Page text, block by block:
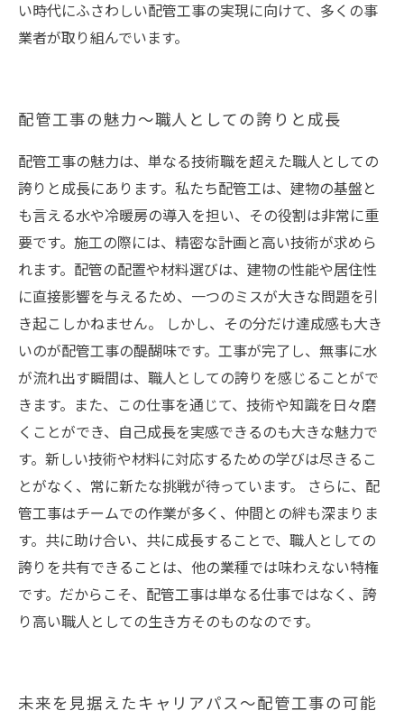
い時代にふさわしい配管工事の実現に向けて、多くの事
業者が取り組んでいます。
配管工事の魅力〜職人としての誇りと成長
配管工事の魅力は、単なる技術職を超えた職人としての
誇りと成長にあります。私たち配管工は、建物の基盤と
も言える水や冷暖房の導入を担い、その役割は非常に重
要です。施工の際には、精密な計画と高い技術が求めら
れます。配管の配置や材料選びは、建物の性能や居住性
に直接影響を与えるため、一つのミスが大きな問題を引
き起こしかねません。 しかし、その分だけ達成感も大き
いのが配管工事の醍醐味です。工事が完了し、無事に水
が流れ出す瞬間は、職人としての誇りを感じることがで
きます。また、この仕事を通じて、技術や知識を日々磨
くことができ、自己成長を実感できるのも大きな魅力で
す。新しい技術や材料に対応するための学びは尽きるこ
とがなく、常に新たな挑戦が待っています。 さらに、配
管工事はチームでの作業が多く、仲間との絆も深まりま
す。共に助け合い、共に成長することで、職人としての
誇りを共有できることは、他の業種では味わえない特権
です。だからこそ、配管工事は単なる仕事ではなく、誇
り高い職人としての生き方そのものなのです。
未来を見据えたキャリアパス〜配管工事の可能